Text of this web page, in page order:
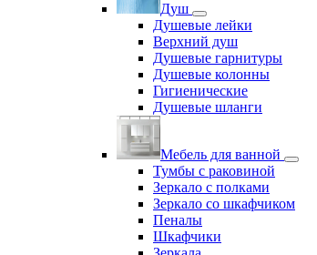
Душ
Душевые лейки
Верхний душ
Душевые гарнитуры
Душевые колонны
Гигиенические
Душевые шланги
Мебель для ванной
Тумбы с раковиной
Зеркало с полками
Зеркало со шкафчиком
Пеналы
Шкафчики